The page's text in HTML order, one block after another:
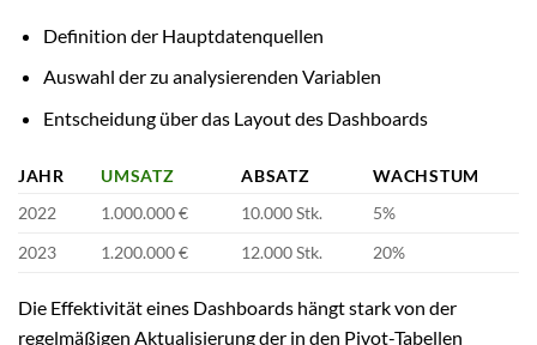
Definition der Hauptdatenquellen
Auswahl der zu analysierenden Variablen
Entscheidung über das Layout des Dashboards
JAHR UMSATZ ABSATZ
WACHSTUM
2022
1.000.000 € 10.000 Stk.
5%
2023
1.200.000 € 12.000 Stk. 20%
Die Effektivität eines Dashboards hängt stark von der
regelmäßigen Aktualisierung der in den Pivot-Tabellen